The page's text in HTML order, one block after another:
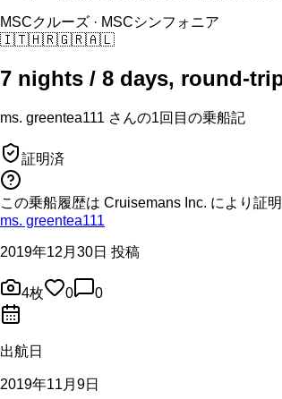
MSCクルーズ · MSCシンフォニア
🇮🇹🇭🇷🇬🇷🇦🇱
7 nights / 8 days, round-
ms. greentea111 さんの1回目の乗船記
証明済
この乗船履歴は Cruisemans Inc. により証
ms. greentea111
2019年12月30日 投稿
4枚 0 0
出航日
2019年11月9日